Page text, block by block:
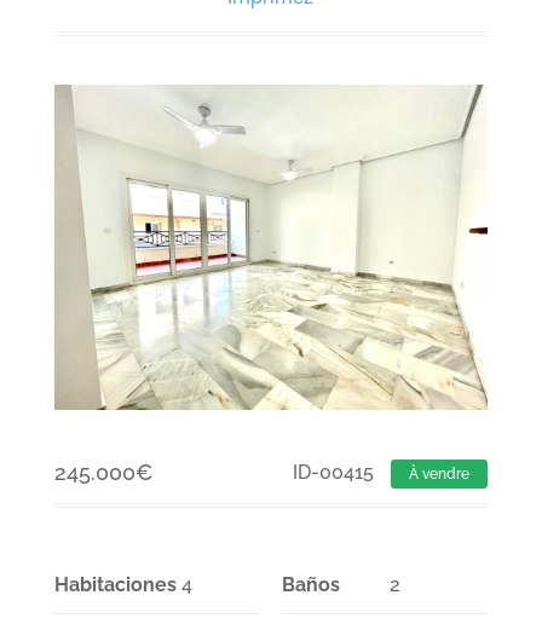
245.000€ ID-00415 À vendre
Habitaciones 4 Baños 2